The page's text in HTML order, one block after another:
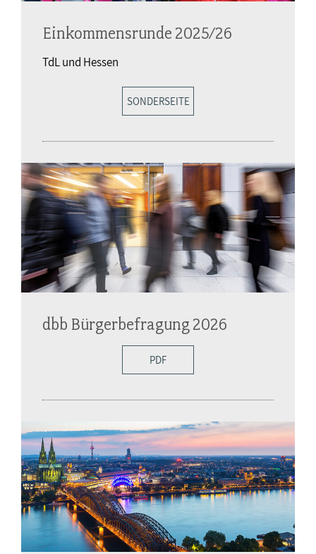
Einkommensrunde 2025/26
TdL und Hessen
SONDERSEITE
dbb Bürgerbefragung 2026
PDF